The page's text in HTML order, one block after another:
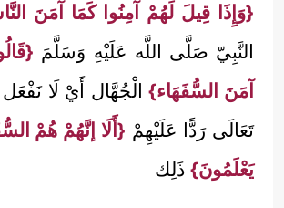
{وَإِذَا قِيلَ لَهُمْ آمِنُوا كَمَا آمَنَ
النَّبِيّ صَلَّى اللَّه عَلَيْهِ وَسَلَّمَ
آمَنَ السُّفَهَاء}الْجُهَّال أَيْ لَا
تَعَالَى رَدًّا عَلَيْهِمْ {أَلَا إنَّهُمْ هُمْ
يَعْلَمُونَ} ذَلِك